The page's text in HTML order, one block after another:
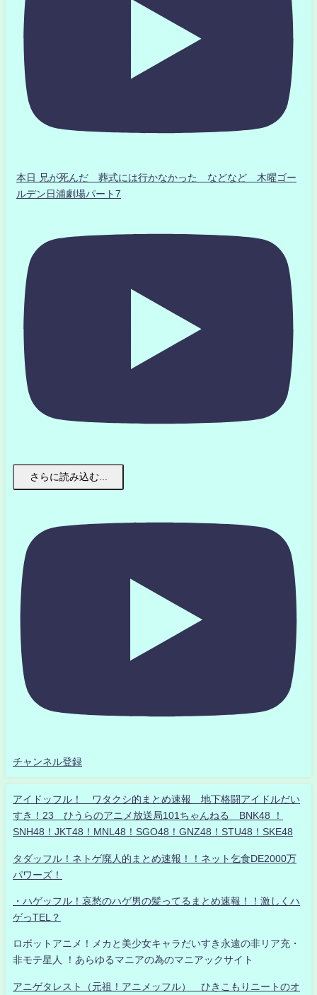
本日 兄が死んだ 葬式には行かなかった などなど 木曜ゴー
ルデン日浦劇場パート7
さらに読み込む...
チャンネル登録
アイドッフル！ ワタクシ的まとめ速報 地下格闘アイドルだい
すき！23 ひうらのアニメ放送局101ちゃんねる BNK48 ！
SNH48！JKT48！MNL48！SGO48！GNZ48！STU48！SKE48
タダッフル！ネトゲ廃人的まとめ速報！！ネット乞食DE2000万
パワーズ！
・ハゲッフル！哀愁のハゲ男の髪ってるまとめ速報！！激しくハ
ゲっTEL？
ロボットアニメ！メカと美少女キャラだいすき永遠の非リア充・
非モテ星人 ！あらゆるマニアの為のマニアックサイト
アニゲタレスト（元祖！アニメッフル） ひきこもりニートのオ